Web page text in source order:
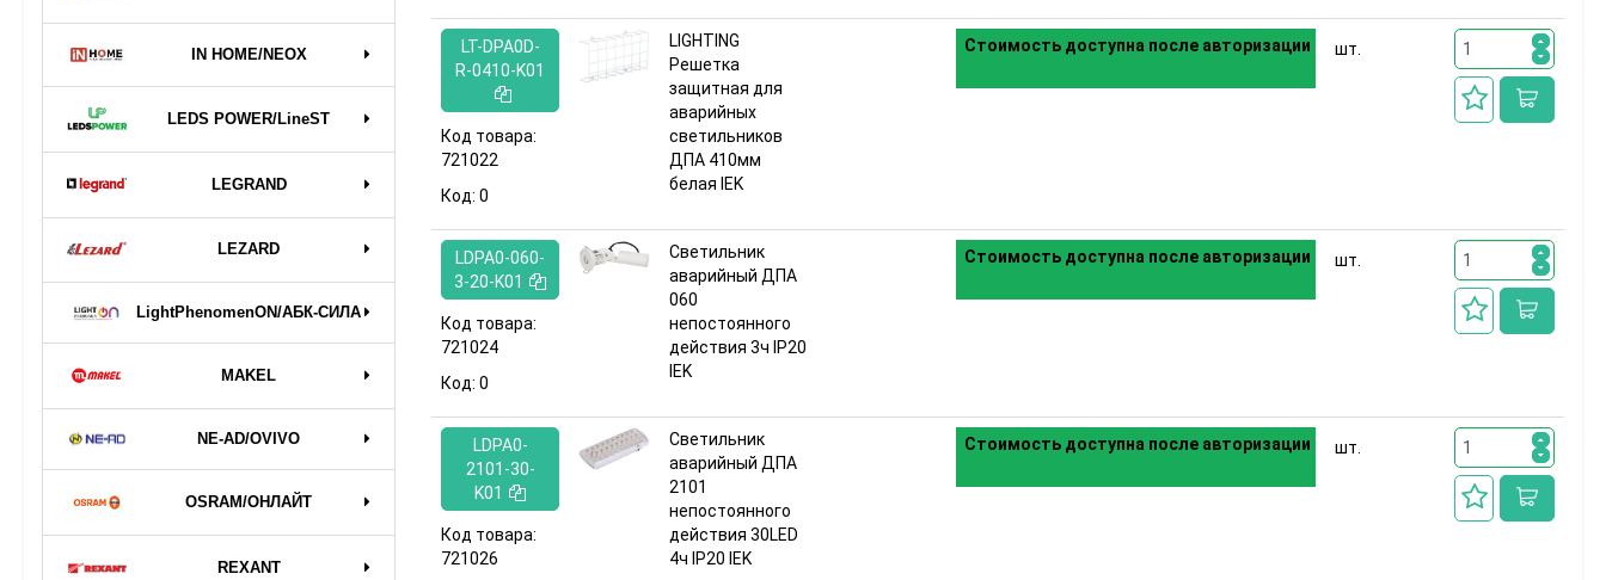
IN HOME/NEOX
LEDS POWER/LineST
LEGRAND
LEZARD
LightPhenomenON/АБК-СИЛА
MAKEL
NE-AD/OVIVO
OSRAM/ОНЛАЙТ
REXANT
LT-DPA0D-
R-0410-K01
Код товара:
721022
Код: 0
LIGHTING
Решетка
защитная для
аварийных
светильников
ДПА 410мм
белая IEK
Стоимость доступна после авторизации шт.
LDPA0-060-
3-20-K01
Код товара:
721024
Код: 0
Светильник
аварийный ДПА
060
непостоянного
действия 3ч IP20
IEK
Стоимость доступна после авторизации шт.
LDPA0-
2101-30-
K01
Код товара:
721026
Светильник
аварийный ДПА
2101
непостоянного
действия 30LED
4ч IP20 IEK
Стоимость доступна после авторизации шт.